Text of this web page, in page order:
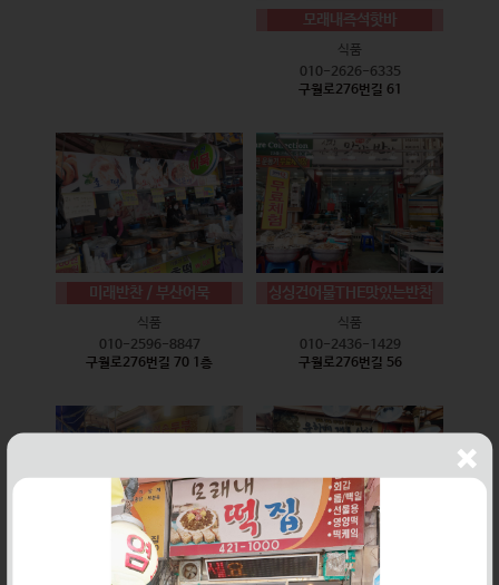
모래내즉석핫바
식품
010-2626-6335
구월로276번길 61
미래반찬 / 부산어묵
식품
010-2596-8847
구월로276번길 70 1층
싱싱건어물THE맛있는반찬
식품
010-2436-1429
구월로276번길 56
웰빙즉석손두부 윤하네건어물